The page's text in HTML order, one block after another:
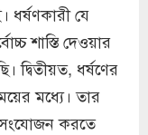
ধর্ষণকারী যে
শাস্তি দেওয়ার
ধর্ষণের
মধ্যে। তার
করতে